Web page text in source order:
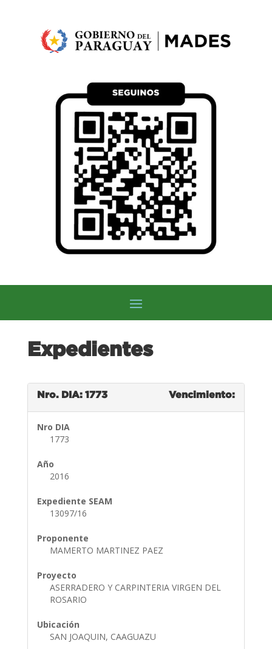
Expedientes
Nro. DIA: 1773 Vencimiento:
Nro DIA
1773
Año
2016
Expediente SEAM
13097/16
Proponente
MAMERTO MARTINEZ PAEZ
Proyecto
ASERRADERO Y CARPINTERIA VIRGEN DEL
ROSARIO
Ubicación
SAN JOAQUIN, CAAGUAZU